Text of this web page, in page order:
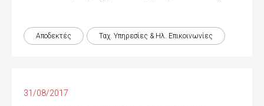
Αποδεκτές Ταχ. Υπηρεσίες & Ηλ. Επικοινωνίες
31/08/2017